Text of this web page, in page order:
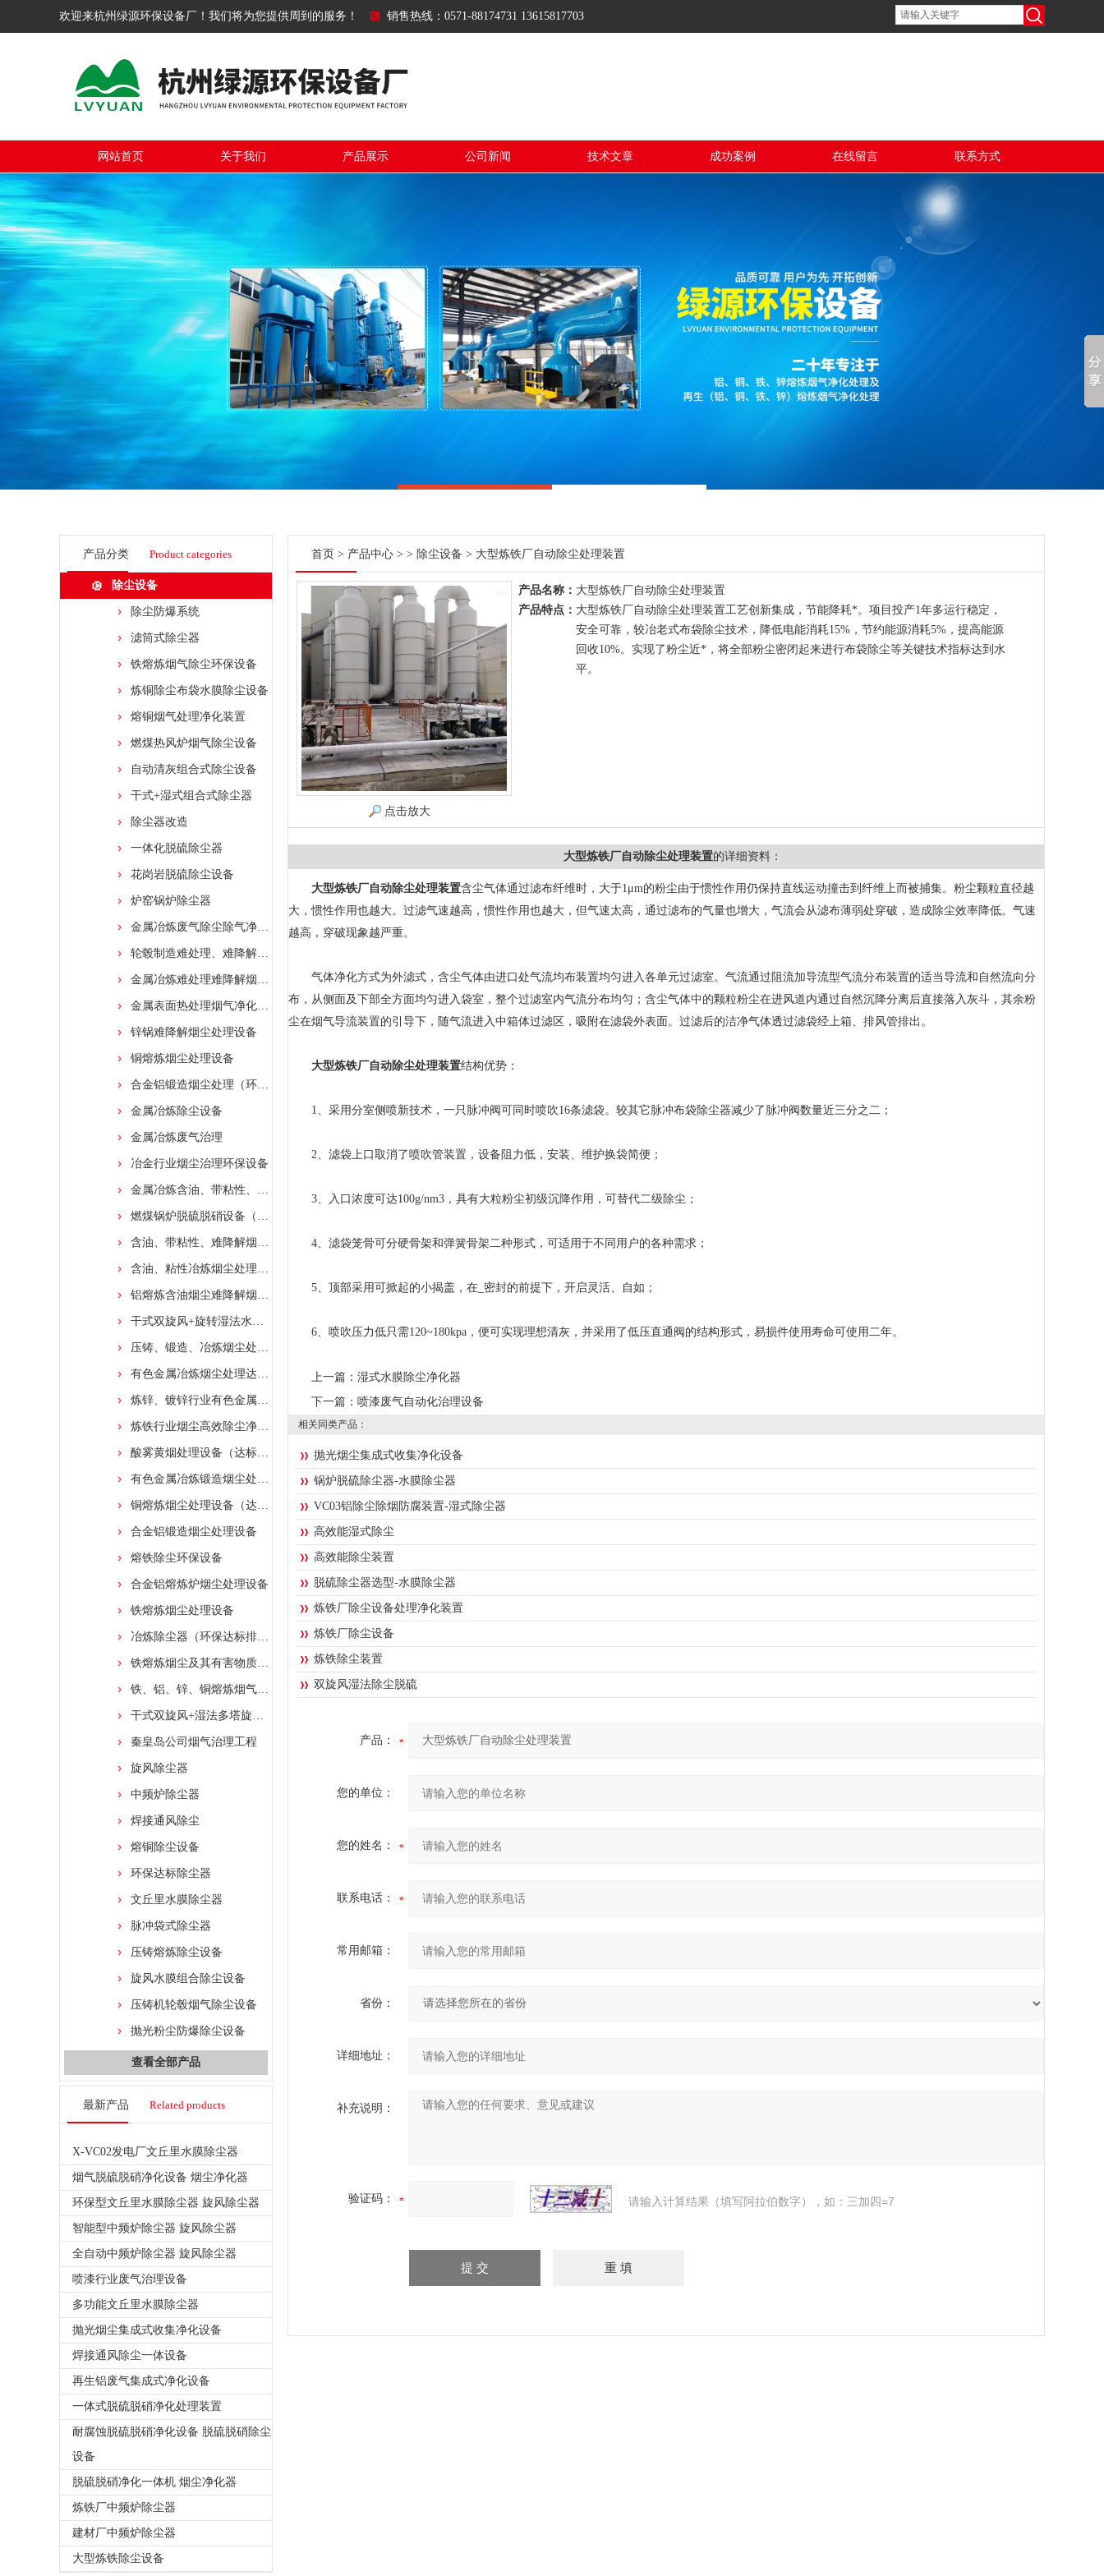
欢迎来杭州绿源环保设备厂！我们将为您提供周到的服务！ 销售热线：0571-88174731 13615817703
网站首页 关于我们 产品展示 公司新闻 技术文章 成功案例 在线留言 联系方式
产品分类 Product categories
除尘设备
除尘防爆系统
滤筒式除尘器
铁熔炼烟气除尘环保设备
炼铜除尘布袋水膜除尘设备
熔铜烟气处理净化装置
燃煤热风炉烟气除尘设备
自动清灰组合式除尘设备
干式+湿式组合式除尘器
除尘器改造
一体化脱硫除尘器
花岗岩脱硫除尘设备
炉窑锅炉除尘器
金属冶炼废气除尘除气净化装置
轮毂制造难处理、难降解烟尘处理设备
金属冶炼难处理难降解烟尘处理净化装置
金属表面热处理烟气净化设备
锌锅难降解烟尘处理设备
铜熔炼烟尘处理设备
合金铝锻造烟尘处理（环保设备）
金属冶炼除尘设备
金属冶炼废气治理
冶金行业烟尘治理环保设备
金属冶炼含油、带粘性、难降解烟尘处理设备
燃煤锅炉脱硫脱硝设备（达标排放）
含油、带粘性、难降解烟尘处理净化装置
含油、粘性冶炼烟尘处理设备（环保达标排放）
铝熔炼含油烟尘难降解烟气处理（达标排放）
干式双旋风+旋转湿法水膜塔处理工程
压铸、锻造、冶炼烟尘处理设备（达标排放）
有色金属冶炼烟尘处理达标排放
炼锌、镀锌行业有色金属烟尘处理设备
炼铁行业烟尘高效除尘净化设备
酸雾黄烟处理设备（达标排放）
有色金属冶炼锻造烟尘处理设备
铜熔炼烟尘处理设备（达标排放）
合金铝锻造烟尘处理设备
熔铁除尘环保设备
合金铝熔炼炉烟尘处理设备
铁熔炼烟尘处理设备
冶炼除尘器（环保达标排放）
铁熔炼烟尘及其有害物质处理净化装置
铁、铝、锌、铜熔炼烟气除尘处理净化装置
干式双旋风+湿法多塔旋转水膜塔烟尘处理工艺
秦皇岛公司烟气治理工程
旋风除尘器
中频炉除尘器
焊接通风除尘
熔铜除尘设备
环保达标除尘器
文丘里水膜除尘器
脉冲袋式除尘器
压铸熔炼除尘设备
旋风水膜组合除尘设备
压铸机轮毂烟气除尘设备
抛光粉尘防爆除尘设备
查看全部产品
最新产品 Related products
X-VC02发电厂文丘里水膜除尘器
烟气脱硫脱硝净化设备 烟尘净化器
环保型文丘里水膜除尘器 旋风除尘器
智能型中频炉除尘器 旋风除尘器
全自动中频炉除尘器 旋风除尘器
喷漆行业废气治理设备
多功能文丘里水膜除尘器
抛光烟尘集成式收集净化设备
焊接通风除尘一体设备
再生铝废气集成式净化设备
一体式脱硫脱硝净化处理装置
耐腐蚀脱硫脱硝净化设备 脱硫脱硝除尘
设备
脱硫脱硝净化一体机 烟尘净化器
炼铁厂中频炉除尘器
建材厂中频炉除尘器
大型炼铁除尘设备
首页 > 产品中心 > > 除尘设备 > 大型炼铁厂自动除尘处理装置
点击放大
产品名称： 大型炼铁厂自动除尘处理装置
产品特点： 大型炼铁厂自动除尘处理装置工艺创新集成，节能降耗*。项目投产1年多运行稳定，
安全可靠，较冶老式布袋除尘技术，降低电能消耗15%，节约能源消耗5%，提高能源
回收10%。实现了粉尘近*，将全部粉尘密闭起来进行布袋除尘等关键技术指标达到水
平。
大型炼铁厂自动除尘处理装置的详细资料：
大型炼铁厂自动除尘处理装置含尘气体通过滤布纤维时，大于1μm的粉尘由于惯性作用仍保持直线运动撞击到纤维上而被捕集。粉尘颗粒直径越
大，惯性作用也越大。过滤气速越高，惯性作用也越大，但气速太高，通过滤布的气量也增大，气流会从滤布薄弱处穿破，造成除尘效率降低。气速
越高，穿破现象越严重。
气体净化方式为外滤式，含尘气体由进口处气流均布装置均匀进入各单元过滤室。气流通过阻流加导流型气流分布装置的适当导流和自然流向分
布，从侧面及下部全方面均匀进入袋室，整个过滤室内气流分布均匀；含尘气体中的颗粒粉尘在进风道内通过自然沉降分离后直接落入灰斗，其余粉
尘在烟气导流装置的引导下，随气流进入中箱体过滤区，吸附在滤袋外表面。过滤后的洁净气体透过滤袋经上箱、排风管排出。
大型炼铁厂自动除尘处理装置结构优势：
1、采用分室侧喷新技术，一只脉冲阀可同时喷吹16条滤袋。较其它脉冲布袋除尘器减少了脉冲阀数量近三分之二；
2、滤袋上口取消了喷吹管装置，设备阻力低，安装、维护换袋简便；
3、入口浓度可达100g/nm3，具有大粒粉尘初级沉降作用，可替代二级除尘；
4、滤袋笼骨可分硬骨架和弹簧骨架二种形式，可适用于不同用户的各种需求；
5、顶部采用可掀起的小揭盖，在_密封的前提下，开启灵活、自如；
6、喷吹压力低只需120~180kpa，便可实现理想清灰，并采用了低压直通阀的结构形式，易损件使用寿命可使用二年。
上一篇： 湿式水膜除尘净化器
下一篇： 喷漆废气自动化治理设备
相关同类产品：
抛光烟尘集成式收集净化设备
锅炉脱硫除尘器-水膜除尘器
VC03铝除尘除烟防腐装置-湿式除尘器
高效能湿式除尘
高效能除尘装置
脱硫除尘器选型-水膜除尘器
炼铁厂除尘设备处理净化装置
炼铁厂除尘设备
炼铁除尘装置
双旋风湿法除尘脱硫
产品：
您的单位：
您的姓名：
联系电话：
常用邮箱：
省份：
详细地址：
补充说明：
验证码： 请输入计算结果（填写阿拉伯数字），如：三加四=7